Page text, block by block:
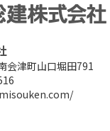
会津町山口堀田791